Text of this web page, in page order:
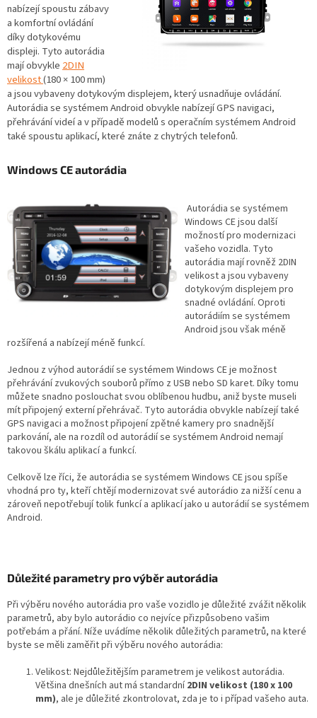
nabízejí spoustu zábavy
a komfortní ovládání
díky dotykovému
displeji. Tyto autorádia
mají obvykle 2DIN
velikost(180 × 100 mm)
a jsou vybaveny dotykovým displejem, který usnadňuje ovládání.
Autorádia se systémem Android obvykle nabízejí GPS navigaci,
přehrávání videí a v případě modelů s operačním systémem Android
také spoustu aplikací, které znáte z chytrých telefonů.
Windows CE autorádia
Autorádia se systémem
Windows CE jsou další
možností pro modernizaci
vašeho vozidla. Tyto
autorádia mají rovněž 2DIN
velikost a jsou vybaveny
dotykovým displejem pro
snadné ovládání. Oproti
autorádiím se systémem
Android jsou však méně
rozšířená a nabízejí méně funkcí.
Jednou z výhod autorádií se systémem Windows CE je možnost
přehrávání zvukových souborů přímo z USB nebo SD karet. Díky tomu
můžete snadno poslouchat svou oblíbenou hudbu, aniž byste museli
mít připojený externí přehrávač. Tyto autorádia obvykle nabízejí také
GPS navigaci a možnost připojení zpětné kamery pro snadnější
parkování, ale na rozdíl od autorádií se systémem Android nemají
takovou škálu aplikací a funkcí.
Celkově lze říci, že autorádia se systémem Windows CE jsou spíše
vhodná pro ty, kteří chtějí modernizovat své autorádio za nižší cenu a
zároveň nepotřebují tolik funkcí a aplikací jako u autorádií se systémem
Android.
Důležité parametry pro výběr autorádia
Při výběru nového autorádia pro vaše vozidlo je důležité zvážit několik
parametrů, aby bylo autorádio co nejvíce přizpůsobeno vašim
potřebám a přání. Níže uvádíme několik důležitých parametrů, na které
byste se měli zaměřit při výběru nového autorádia:
Velikost: Nejdůležitějším parametrem je velikost autorádia.
Většina dnešních aut má standardní2DIN velikost (180 x 100
mm), ale je důležité zkontrolovat, zda je to i případ vašeho auta.